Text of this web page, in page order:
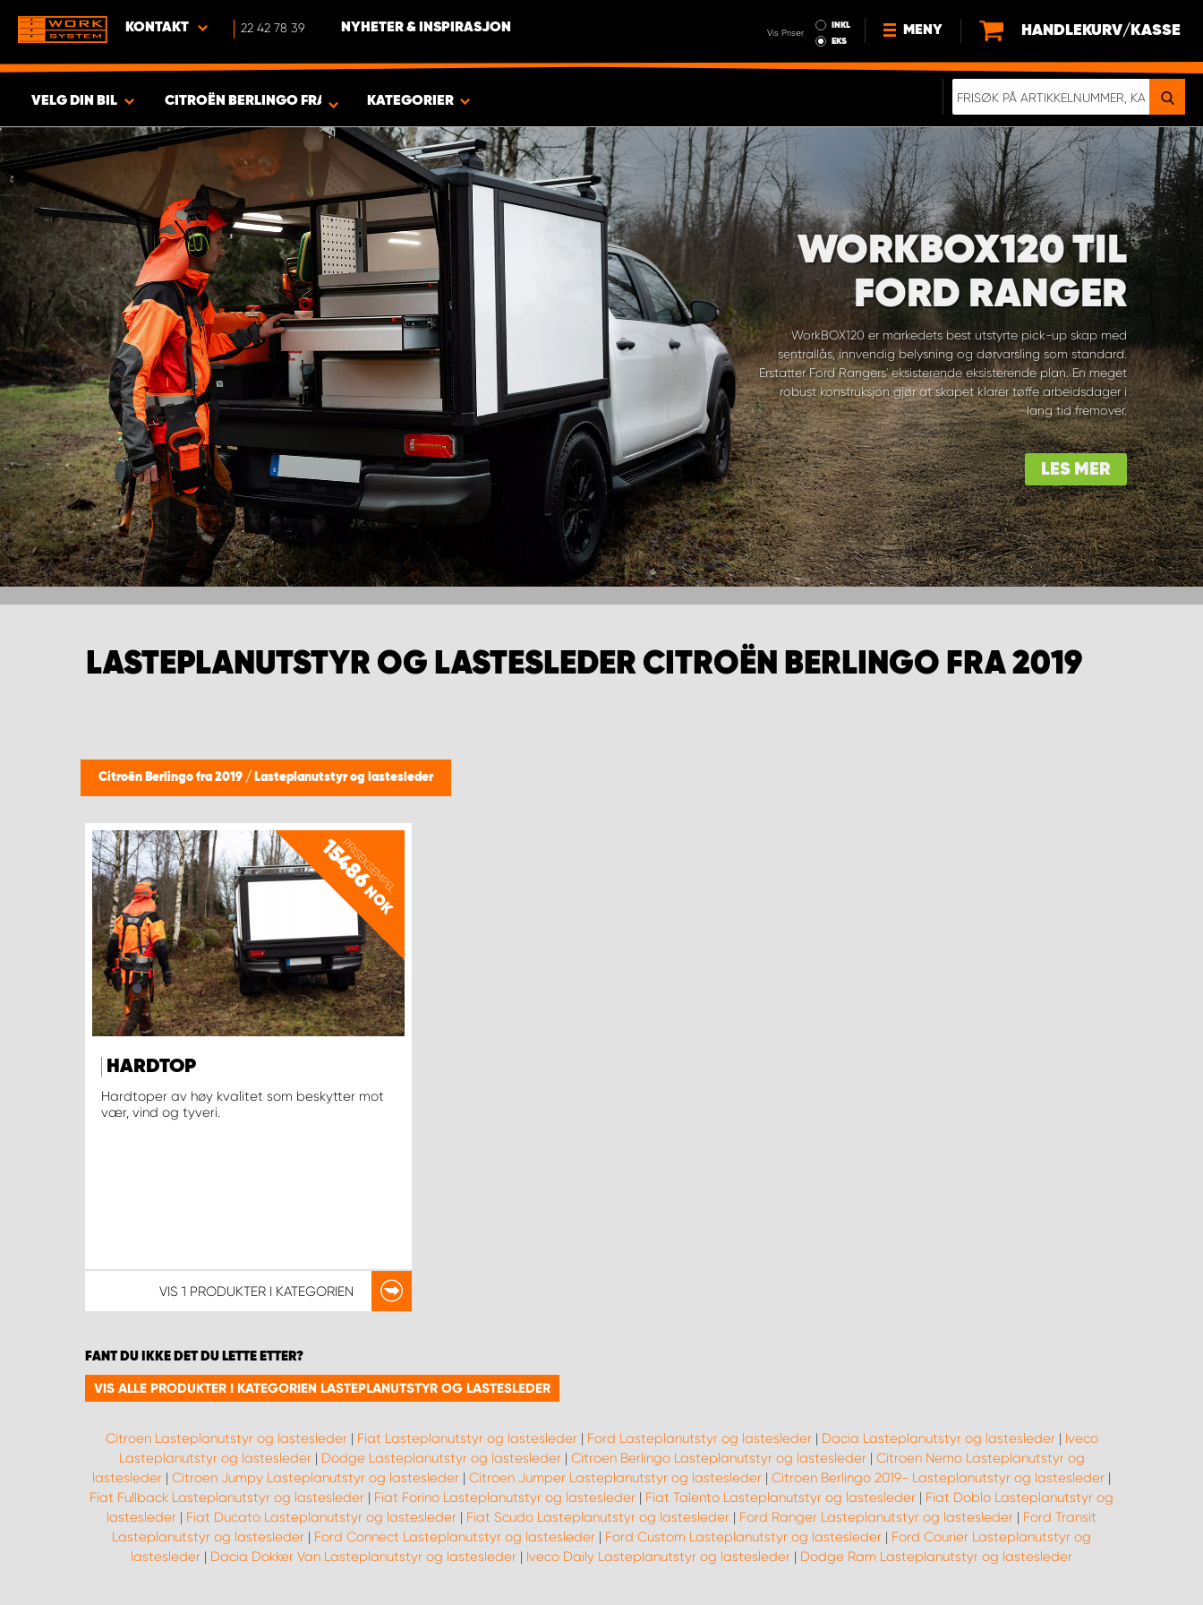
KONTAKT 22 42 78 39 NYHETER & INSPIRASJON Vis Priser
INKL
EKS
MENY
NYHETER
OM OSS
BÆREKRAFT
BLI EN DEL AV VÅRT TEAM SOM
EN WORK SYSTEM-DISTRIBUTØR
EN SKIKKELIG KOLLISJONSTEST
KJØPSVILKÅR
RAMMEAVTALE PÅ INNREDNING
HANDLEKURV/KASSE
VELG DIN BIL
VISA RESULTAT - PRODUKTER
CITROËN BERLINGO FRA 2019 KATEGORIER
WORKBOX120 TIL
FORD RANGER
WorkBOX120 er markedets best utstyrte pick-up skap med
sentrallås, innvendig belysning og dørvarsling som standard.
Erstatter Ford Rangers' eksisterende eksisterende plan. En meget
robust konstruksjon gjør at skapet klarer tøffe arbeidsdager i
lang tid fremover.
LES MER
LASTEPLANUTSTYR OG LASTESLEDER CITROËN BERLINGO FRA 2019
Citroën Berlingo fra 2019 / Lasteplanutstyr og lastesleder
PRISEKSEMPEL
15486
NOK
HARDTOP
Hardtoper av høy kvalitet som beskytter mot
vær, vind og tyveri.
VIS 1 PRODUKTERI KATEGORIEN
FANT DU IKKE DET DU LETTE ETTER?
VIS ALLE PRODUKTER I KATEGORIEN LASTEPLANUTSTYR OG LASTESLEDER
Citroen Lasteplanutstyr og lastesleder| Fiat Lasteplanutstyr og lastesleder| Ford Lasteplanutstyr og lastesleder| Dacia Lasteplanutstyr og lastesleder| Iveco
Lasteplanutstyr og lastesleder| Dodge Lasteplanutstyr og lastesleder| Citroen Berlingo Lasteplanutstyr og lastesleder| Citroen Nemo Lasteplanutstyr og
lastesleder | Citroen Jumpy Lasteplanutstyr og lastesleder | Citroen Jumper Lasteplanutstyr og lastesleder | Citroen Berlingo 2019- Lasteplanutstyr og lastesleder |
Fiat Fullback Lasteplanutstyr og lastesleder | Fiat Forino Lasteplanutstyr og lastesleder | Fiat Talento Lasteplanutstyr og lastesleder | Fiat Doblo Lasteplanutstyr og
lastesleder | Fiat Ducato Lasteplanutstyr og lastesleder | Fiat Scudo Lasteplanutstyr og lastesleder | Ford Ranger Lasteplanutstyr og lastesleder | Ford Transit
Lasteplanutstyr og lastesleder | Ford Connect Lasteplanutstyr og lastesleder | Ford Custom Lasteplanutstyr og lastesleder | Ford Courier Lasteplanutstyr og
lastesleder | Dacia Dokker Van Lasteplanutstyr og lastesleder | Iveco Daily Lasteplanutstyr og lastesleder | Dodge Ram Lasteplanutstyr og lastesleder